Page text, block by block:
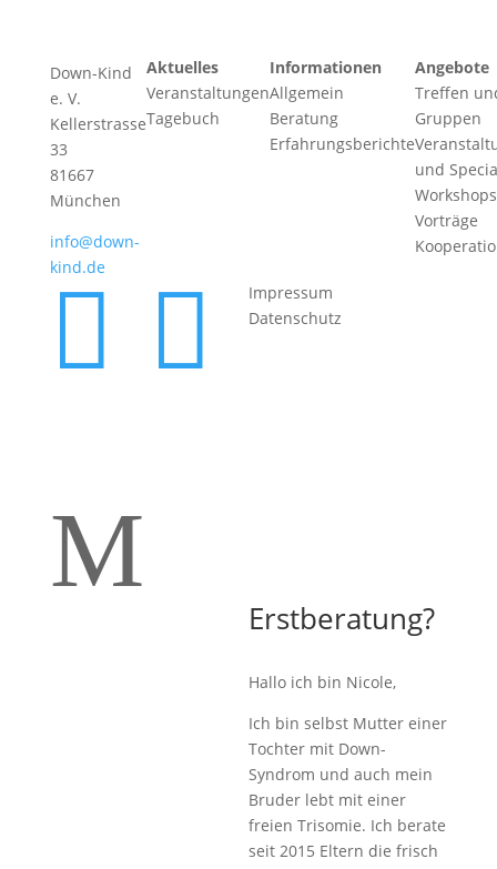
Down-Kind
e. V.
Kellerstrasse
33
81667
München
info@down-
kind.de
Aktuelles
Veranstaltungen
Tagebuch
Informationen
Allgemein
Beratung
Erfahrungsberichte
Angebote
Treffen
Gruppen
und
Vorträge
 
Impressum
Datenschutz
M
Erstberatung?
Hallo ich bin Nicole,
Ich bin selbst Mutter einer
Tochter mit Down-
Syndrom und auch mein
Bruder lebt mit einer
freien Trisomie. Ich berate
seit 2015 Eltern die frisch